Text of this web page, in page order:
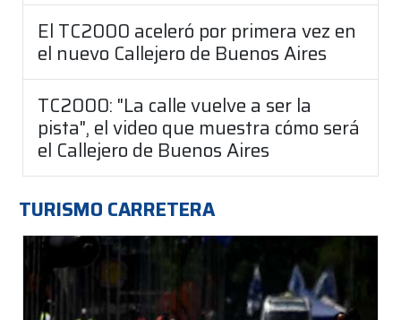
El TC2000 aceleró por primera vez en
el nuevo Callejero de Buenos Aires
TC2000: "La calle vuelve a ser la
pista", el video que muestra cómo será
el Callejero de Buenos Aires
TURISMO CARRETERA